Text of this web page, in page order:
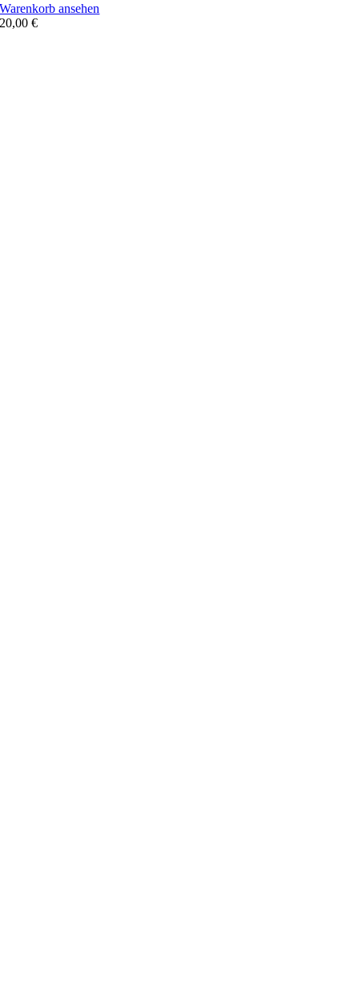
Warenkorb ansehen
20,00€